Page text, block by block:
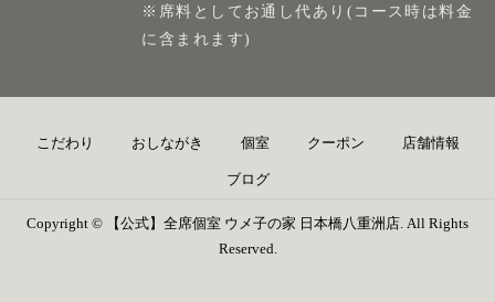
※席料としてお通し代あり(コース時は料金
に含まれます)
こだわり おしながき 個室 クーポン 店舗情報
ブログ
Copyright © 【公式】全席個室 ウメ子の家 日本橋八重洲店. All Rights
Reserved.